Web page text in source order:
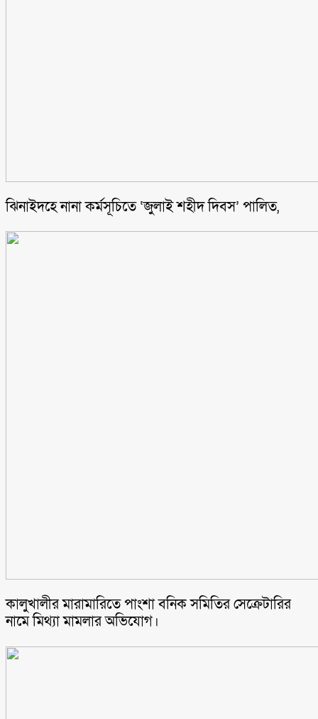
ঝিনাইদহে নানা কর্মসূচিতে ‘জুলাই শহীদ দিবস’ পালিত,
কালুখালীর মারামারিতে পাংশা বনিক সমিতির সেক্রেটারির
নামে মিথ্যা মামলার অভিযোগ।